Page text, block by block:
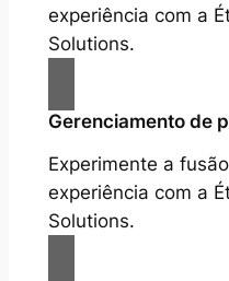
experiência com a
Solutions.
Gerenciamento de
Experimente a
experiência com a
Solutions.